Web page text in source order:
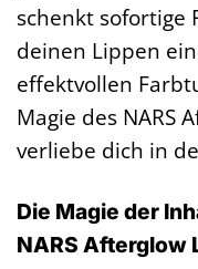
schenkt sofortige
deinen Lippen
effektvollen
Magie des NARS
verliebe dich in
Die Magie der
NARS Afterglow